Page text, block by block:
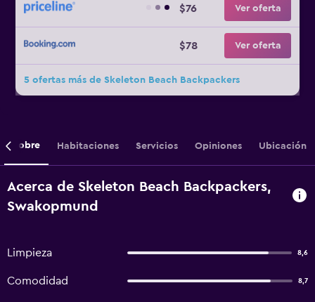
$76 Ver oferta
$78 Ver oferta
5 ofertas más de Skeleton Beach Backpackers
Sobre Habitaciones Servicios Opiniones Ubicación
Acerca de Skeleton Beach Backpackers,
Swakopmund
Limpieza 8,6
Comodidad 8,7